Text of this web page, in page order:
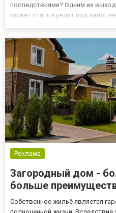
последствиями? Одним из
может стать кредит под залог
nedvizhimosti/kredit...
Реклама
Загородный дом -
больше
Собственное жильё является